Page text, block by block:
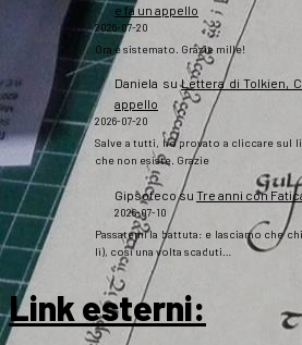
e fa un appello
2026-07-20
Ora è sistemato. Grazie mille!
Daniela suLettera di Tolkien,
appello
2026-07-20
Salve a tutti, ho provato a cliccare sul
che non esiste. Grazie
Gipsotecosu Tre anni con
2026-07-10
Passatemi la battuta: e lasciamo che
lì), così una volta scaduti…
Link esterni: